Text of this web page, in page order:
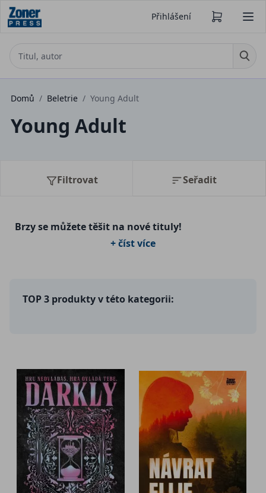
Přihlášení
Domů / Beletrie / Young Adult
Young Adult
Filtrovat Seřadit
Brzy se můžete těšit na nové tituly!
+ číst více
TOP 3 produkty v této kategorii: